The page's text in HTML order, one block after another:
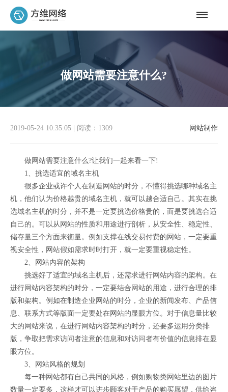
做网站需要注意什么?
网站制作
2019-05-24 10:35:05 阅读：1309
做网站需要注意什么?让我们一起来看一下!
1、挑选适宜的域名主机
很多企业或许个人在制造网站的时分，不懂得挑选哪种域名主
机，他们认为价格越贵的域名主机，就可以越合适自己。其实在挑
选域名主机的时分，并不是一定要挑选价格贵的，而是要挑选合适
自己的。可以从网站的性质和用途进行剖析，从安全性、稳定性、
储存量三个方面来衡量。例如支撑在线交易付费的网站，一定要重
视安全性，网站假如需求时时打开，就一定要重视稳定性。
2、网站内容的架构
挑选好了适宜的域名主机后，还需求进行网站内容的架构。在
进行网站内容架构的时分，一定要结合网站的用途，进行合理的排
版和架构。例如在制造企业网站的时分，企业的新闻发布、产品信
息、联系方式等版面一定要处在网站的显眼方位。对于信息量比较
大的网站来说，在进行网站内容架构的时分，还要多运用分类排
版，争取把需求访问者注意的信息和对访问者有价值的信息排在显
眼方位。
3、网站风格的规划
每一种网站都有自己共同的风格，例如购物类网站里边的图片
数量一定要多，这样才可以进步顾客对于产品的购买愿望，供给咨